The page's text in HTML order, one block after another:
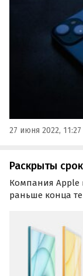
как минимум
раскрыли
27 июня 2022, 11:27
Раскрыты
Компания Apple
раньше конца
еще не